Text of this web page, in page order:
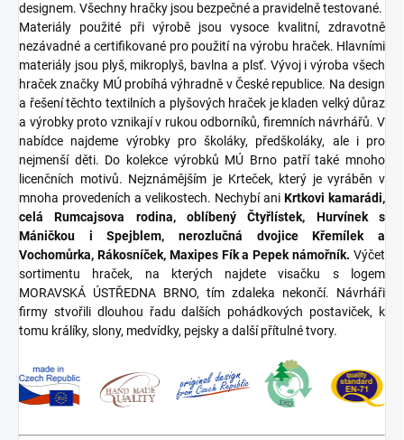
designem. Všechny hračky jsou bezpečné a pravidelně testované.
Materiály použité při výrobě jsou vysoce kvalitní, zdravotně
nezávadné a certifikované pro použití na výrobu hraček. Hlavními
materiály jsou plyš, mikroplyš, bavlna a plsť. Vývoj i výroba všech
hraček značky MÚ probíhá výhradně v České republice. Na design
a řešení těchto textilních a plyšových hraček je kladen velký důraz
a výrobky proto vznikají v rukou odborníků, firemních návrhářů. V
nabídce najdeme výrobky pro školáky, předškoláky, ale i pro
nejmenší děti. Do kolekce výrobků MÚ Brno patří také mnoho
licenčních motivů. Nejznámějším je Krteček, který je vyráběn v
mnoha provedeních a velikostech. Nechybí ani Krtkovi kamarádi,
celá Rumcajsova rodina, oblíbený Čtyřlístek, Hurvínek s
Máničkou i Spejblem, nerozlučná dvojice Křemílek a
Vochomůrka, Rákosníček, Maxipes Fík a Pepek námořník. Výčet
sortimentu hraček, na kterých najdete visačku s logem
MORAVSKÁ ÚSTŘEDNA BRNO, tím zdaleka nekončí. Návrháři
firmy stvořili dlouhou řadu dalších pohádkových postaviček, k
tomu králíky, slony, medvídky, pejsky a další přítulné tvory.